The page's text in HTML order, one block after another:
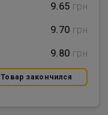
9.65 грн
9.70 грн
9.80 грн
Товар закончился